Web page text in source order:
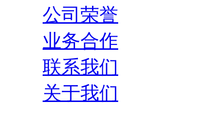
公司荣誉
业务合作
联系我们
关于我们